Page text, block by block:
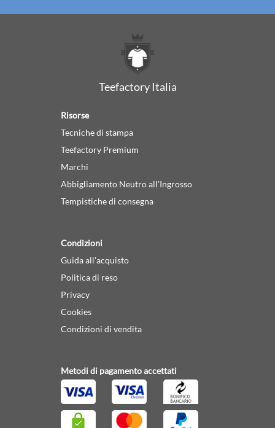
Teefactory Italia
Risorse
Tecniche di stampa
Teefactory Premium
Marchi
Abbigliamento Neutro all'Ingrosso
Tempistiche di consegna
Condizioni
Guida all'acquisto
Politica di reso
Privacy
Cookies
Condizioni di vendita
Metodi di pagamento accettati